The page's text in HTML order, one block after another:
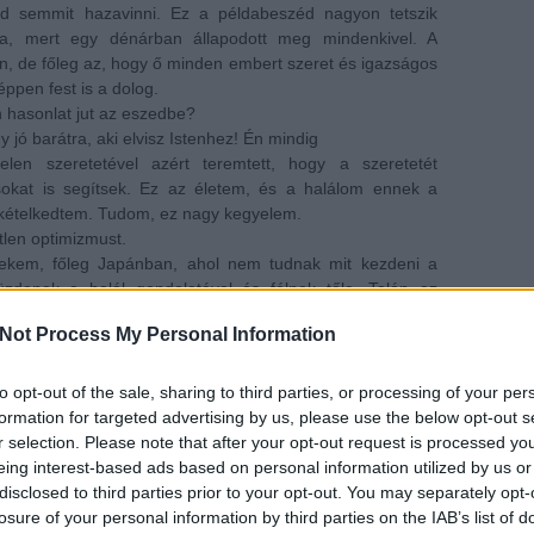
Process My Personal Information
opt-out of the sale, sharing to third parties, or processing of your
for targeted advertising by us, please use the below opt-out
selection. Please note that after your opt-out request is processed
interest-based ads based on personal information utilized by us
to third parties prior to your opt-out. You may separately
of your personal information by third parties on the IAB’s list of
semmit hazavinni. Ez a példabeszéd nagyon tetszik
mert egy dénárban állapodott meg mindenkivel. A
de főleg az, hogy ő minden embert szeret és igazságos
fest is a dolog.
jut az eszedbe?
jó barátra, aki elvisz Istenhez! Én mindig
szeretetével azért teremtett, hogy a szeretetét
is segítsek. Ez az életem, és a halálom ennek a
Tudom, ez nagy kegyelem.
optimizmust.
főleg Japánban, ahol nem tudnak mit kezdeni a
a halál gondolatával és félnek tőle. Talán az
mert amikor féltem, Istenbe kapaszkodtam,
A jövőről is azt tartom, hogy nem úgy lesz, ahogy
Isten velem marad. Aki azt hiszi, hogy az élete a saját
fog találkozni. Tudsz-e hinni abban, hogy Isten jó,
szeretnél? Tudsz-e hinni abban, hogy Isten a tenyerén
Istennel, aki még jobban vágyódik rám, ránk, mint mi